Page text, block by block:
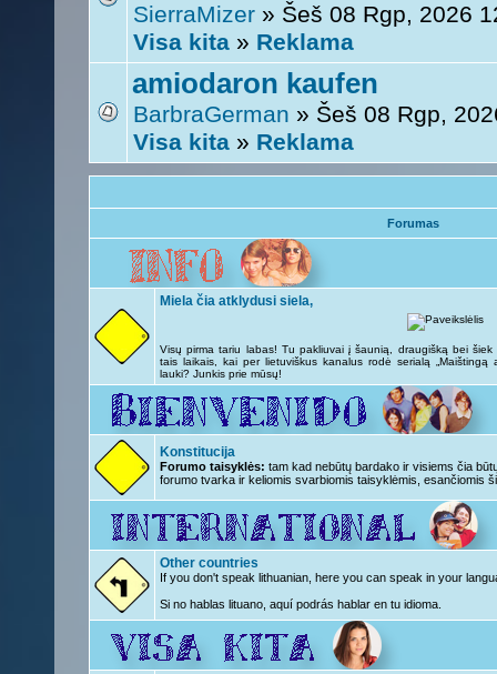
SierraMizer » Šeš 08 Rgp, 2026
Visa kita » Reklama
amiodaron kaufen
BarbraGerman » Šeš 08 Rgp,
Visa kita » Reklama
Forumas
Miela čia atklydusi siela,
Visų pirma tariu labas! Tu pakliuvai į šaunią, draugišką bei
tais laikais, kai per lietuviškus kanalus rodė serialą „Maištingą
lauki? Junkis prie mūsų!
Konstitucija
Forumo taisyklės: tam kad nebūtų bardako ir visiems čia
forumo tvarka ir keliomis svarbiomis taisyklėmis, esančiomis
Other countries
If you don't speak lithuanian, here you can speak in your
Si no hablas lituano, aquí podrás hablar en tu idioma.